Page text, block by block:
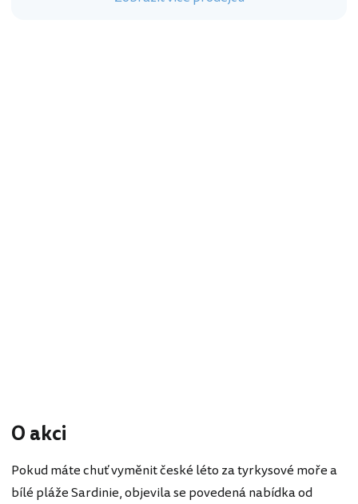
O akci
Pokud máte chuť vyměnit české léto za tyrkysové moře a
bílé pláže Sardinie, objevila se povedená nabídka od